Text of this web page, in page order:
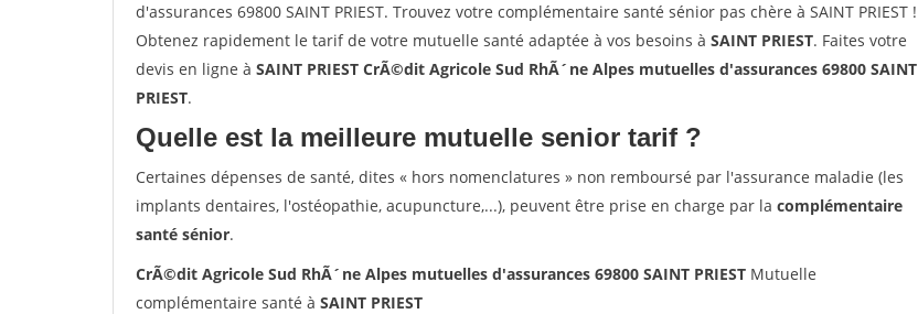
d'assurances 69800 SAINT PRIEST. Trouvez votre complémentaire santé sénior pas chère à SAINT PRIEST !
Obtenez rapidement le tarif de votre mutuelle santé adaptée à vos besoins à SAINT PRIEST. Faites votre
devis en ligne à SAINT PRIEST CrÃ©dit Agricole Sud RhÃ´ne Alpes mutuelles d'assurances 69800 SAINT
PRIEST.
Quelle est la meilleure mutuelle senior tarif ?
Certaines dépenses de santé, dites « hors nomenclatures » non remboursé par l'assurance maladie (les
implants dentaires, l'ostéopathie, acupuncture,...), peuvent être prise en charge par la complémentaire
santé sénior.
CrÃ©dit Agricole Sud RhÃ´ne Alpes mutuelles d'assurances 69800 SAINT PRIEST Mutuelle
complémentaire santé à SAINT PRIEST